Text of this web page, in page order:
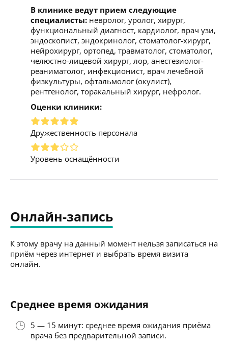
В клинике ведут прием следующие
специалисты: невролог, уролог, хирург,
функциональный диагност, кардиолог, врач узи,
эндоскопист, эндокринолог, стоматолог-хирург,
нейрохирург, ортопед, травматолог, стоматолог,
челюстно-лицевой хирург, лор, анестезиолог-
реаниматолог, инфекционист, врач лечебной
физкультуры, офтальмолог (окулист),
рентгенолог, торакальный хирург, нефролог.
Оценки клиники:
Дружественность персонала
Уровень оснащённости
Онлайн-запись
К этому врачу на данный момент нельзя записаться на
приём через интернет и выбрать время визита
онлайн.
Среднее время ожидания
5 — 15 минут: среднее время ожидания приёма
врача без предварительной записи.